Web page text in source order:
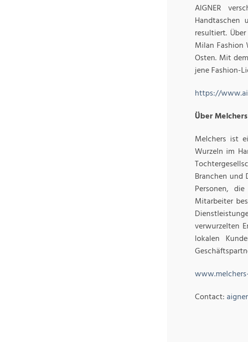
AIGNER
Handtaschen
resultiert.
Milan Fashion
Osten. Mit
jene Fashion-
https://
Über Melchers
Melchers ist
Wurzeln im
Branchen und
Personen,
Mitarbeiter
verwurzelten
lokalen
Contact: